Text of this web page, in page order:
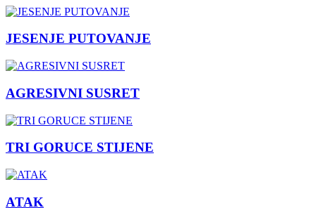
JESENJE PUTOVANJE
AGRESIVNI SUSRET
TRI GORUCE STIJENE
ATAK